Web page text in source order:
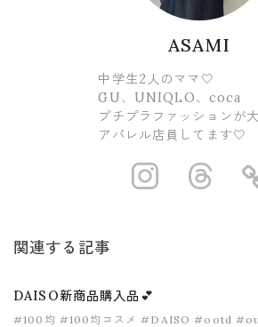
ASAMI
中学生2人のママ🤍
GU、UNIQLO、coca
プチプラファッションが
アパレル店員してます🤍
関連する記事
DAISO新商品購入品💕
#100均 #100均コスメ #DAISO #ootd